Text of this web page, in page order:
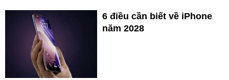
6 điều cần biết về iPhone
năm 2028